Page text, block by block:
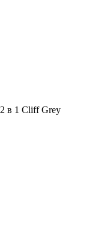
в 1 Cliff Grey